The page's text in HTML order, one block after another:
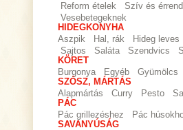
Reform ételek
Szív és
Vesebetegeknek
HIDEGKONYHA
Aszpik
Hal, rák
Hideg leves
Sajtos
Saláta Szendvics
KÖRET
Burgonya
Egyéb
Gyümölcs
SZÓSZ, MÁRTÁS
Alapmártás
Curry Pesto
PÁC
Pác grillezéshez
Pác
SAVANYÚSÁG